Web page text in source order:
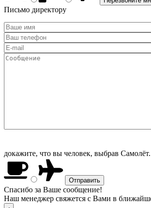
Письмо директору
докажите, что вы человек, выбрав Самолёт.
Спасибо за Ваше сообщение!
Наш менеджер свяжется с Вами в